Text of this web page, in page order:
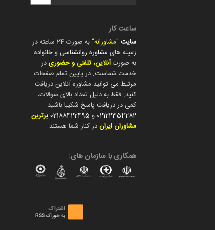
ساعت کار
سایت "مشاورانه
" به صورت 24 ساعته در
زمینه های مشاوره روانشناسی و خانواده
به صورتآنلاین، تلفنی و حضوریدر
خدمت شماست. در پایین تمام صفحات
مرتبط می توانید مشاوره آنلاین دریافت
کنید. فقط به دلیل تعداد بالای سوالات،
کمی در دریافت پاسخ شکیبا باشید.
02122354282 و 02188422495 برترین
مشاوران ایراندر کنار شما هستند.
همکاری با سازمان های:
اشتراک
به خوراک RSS